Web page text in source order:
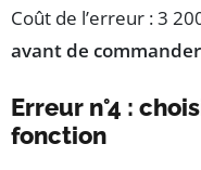
Coût de l’erreur : 3
avant de
Erreur n°4 :
fonction